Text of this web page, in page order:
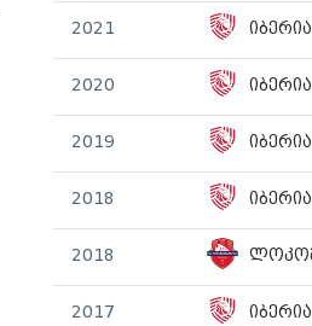
2021
2020
2019
2018
2018
2017